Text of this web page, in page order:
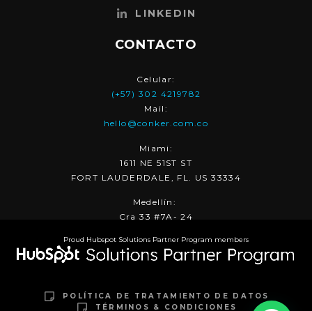
LINKEDIN
CONTACTO
Celular:
(+57) 302 4219782
Mail:
hello@conker.com.co
Miami:
1611 NE 51ST ST
FORT LAUDERDALE, FL. US 33334
Medellín:
Cra 33 #7A- 24
Proud Hubspot Solutions Partner Program members
POLÍTICA DE TRATAMIENTO DE DATOS
TÉRMINOS & CONDICIONES